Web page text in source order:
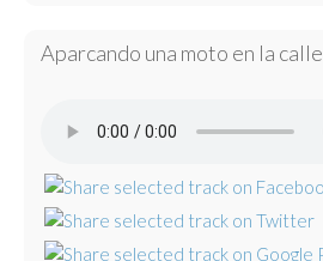
Aparcando una moto en la calle